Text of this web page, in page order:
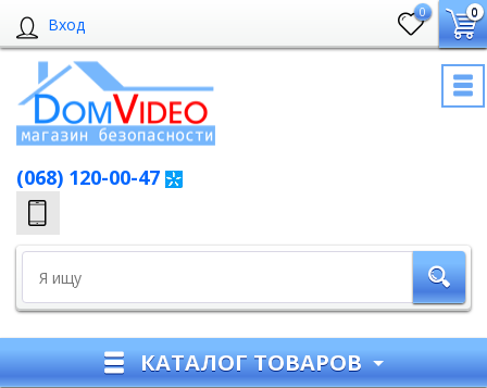
Вход
0 0
(068) 120-00-47
КАТАЛОГ ТОВАРОВ